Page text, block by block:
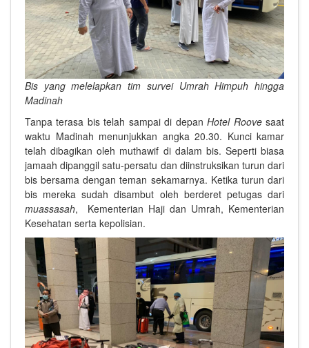
Bis yang melelapkan tim survei Umrah Himpuh hingga
Madinah
Tanpa terasa bis telah sampai di depanHotel Roovesaat
waktu Madinah menunjukkan angka 20.30. Kunci kamar
telah dibagikan oleh muthawif di dalam bis. Seperti biasa
jamaah dipanggil satu-persatu dan diinstruksikan turun dari
bis bersama dengan teman sekamarnya. Ketika turun dari
bis mereka sudah disambut oleh berderet petugas dari
muassasah, Kementerian Haji dan Umrah, Kementerian
Kesehatan serta kepolisian.